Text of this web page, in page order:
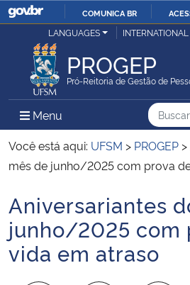
IR
COMUNICA BR
Ministério da Justiça e Segurança Pública
Ministério da Defesa
Ministério das Relações Exteriores
Ministério da Infraestrutura
Ministério da Agricultura, Pecuária e
LANGUAGES INTERNATIONAL
PROGEP
Pró-Reitoria de Gestão de
Menu Menu Principal do Sítio
Busca
Busca:
Você está aqui: UFSM > PROGEP >
mês de junho/2025 com prova
Início do conteúdo
Aniversariantes
junho/2025 com
vida em atraso